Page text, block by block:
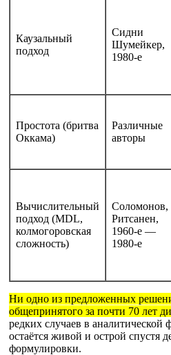
Каузальный
подход
Сидни
Шумейкер,
1980-е
Простота (бритва
Оккама)
Различные
авторы
Вычислительный
подход (MDL,
колмогоровская
сложность)
Соломонов,
Ритсанен,
1960-е —
1980-е
Ни одно из предложенных
общепринятого за почти 70 лет
редких случаев в аналитической
остаётся живой и острой спустя
формулировки.